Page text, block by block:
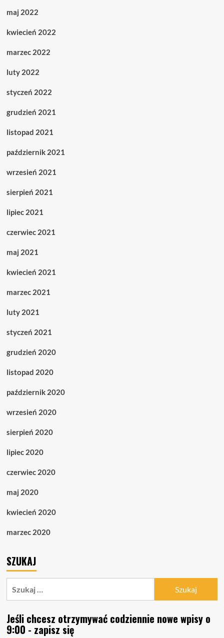
maj 2022
kwiecień 2022
marzec 2022
luty 2022
styczeń 2022
grudzień 2021
listopad 2021
październik 2021
wrzesień 2021
sierpień 2021
lipiec 2021
czerwiec 2021
maj 2021
kwiecień 2021
marzec 2021
luty 2021
styczeń 2021
grudzień 2020
listopad 2020
październik 2020
wrzesień 2020
sierpień 2020
lipiec 2020
czerwiec 2020
maj 2020
kwiecień 2020
marzec 2020
SZUKAJ
Jeśli chcesz otrzymywać codziennie nowe wpisy o
9:00 - zapisz się